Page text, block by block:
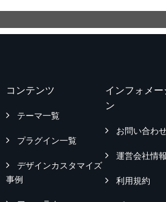
コンテンツ
テーマ一覧
プラグイン一覧
デザインカスタマイズ
事例
インフォメー
ン
お問い合わ
運営会社情報
利用規約